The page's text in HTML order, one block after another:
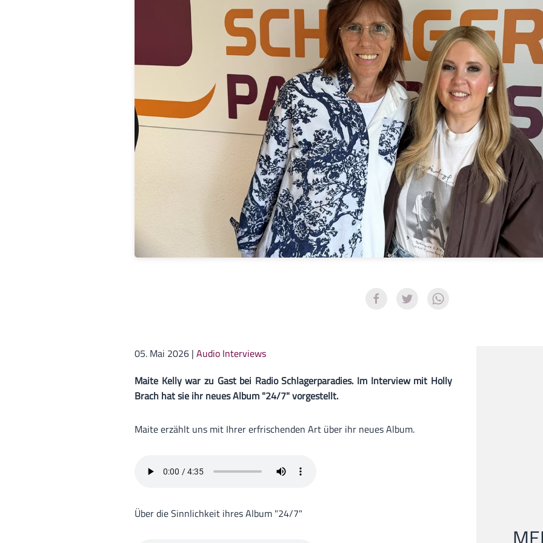
05. Mai 2026 | Audio Interviews
Maite Kelly war zu Gast bei Radio Schlagerparadies. Im Interview mit Holly
Brach hat sie ihr neues Album "24/7" vorgestellt.
Maite erzählt uns mit Ihrer erfrischenden Art über ihr neues Album.
Über die Sinnlichkeit ihres Album "24/7"